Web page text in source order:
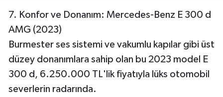
7. Konfor ve Donanım: Mercedes-Benz E 300 d
AMG (2023)
Burmester ses sistemi ve vakumlu kapılar gibi üst
düzey donanımlara sahip olan bu 2023 model E
300 d, 6.250.000 TL'lik fiyatıyla lüks otomobil
severlerin radarında.